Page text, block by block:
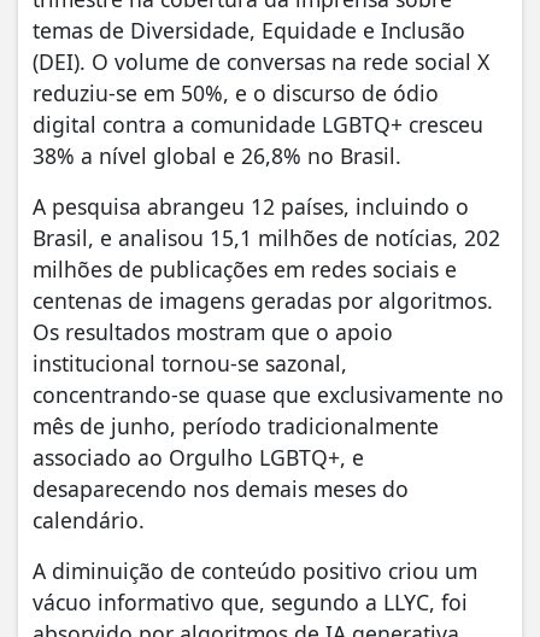
temas de Diversidade, Equidade e Inclusão
(DEI). O volume de conversas na rede social X
reduziu-se em 50%, e o discurso de ódio
digital contra a comunidade LGBTQ+ cresceu
38% a nível global e 26,8% no Brasil.
A pesquisa abrangeu 12 países, incluindo o
Brasil, e analisou 15,1 milhões de notícias, 202
milhões de publicações em redes sociais e
centenas de imagens geradas por algoritmos.
Os resultados mostram que o apoio
institucional tornou‑se sazonal,
concentrando‑se quase que exclusivamente no
mês de junho, período tradicionalmente
associado ao Orgulho LGBTQ+, e
desaparecendo nos demais meses do
calendário.
A diminuição de conteúdo positivo criou um
vácuo informativo que, segundo a LLYC, foi